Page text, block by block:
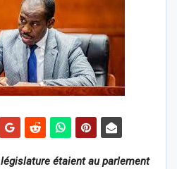
législature étaient au parlement